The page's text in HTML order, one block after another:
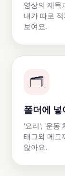
영상의 제목
내가 따로
보여요.
🗂️
폴더에
'요리', '운동'
태그와 메모
않아요.